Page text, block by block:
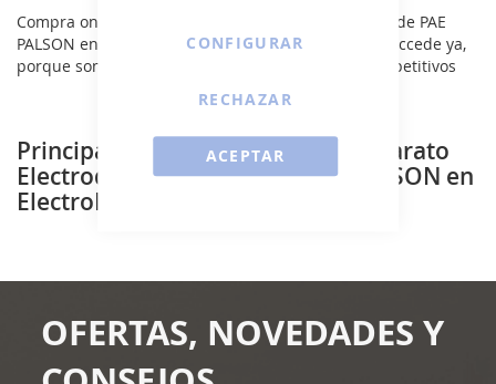
ACEPTAR
CONFIGURAR
RECHAZAR
Compra on line con los mejores precios tu aparato de PAE
PALSON en ElectroNow, con envío en 24-48 horas. Accede ya,
porque son unidades limitadas a precios muy competitivos
Principales gamas de Pequeño Aparato
Electrodoméstico de la marca PALSON en
ElectroNOW
OFERTAS, NOVEDADES Y